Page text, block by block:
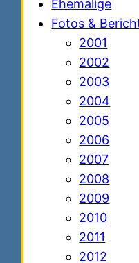
Ehemalige
Fotos &
2001
2002
2003
2004
2005
2006
2007
2008
2009
2010
2011
2012